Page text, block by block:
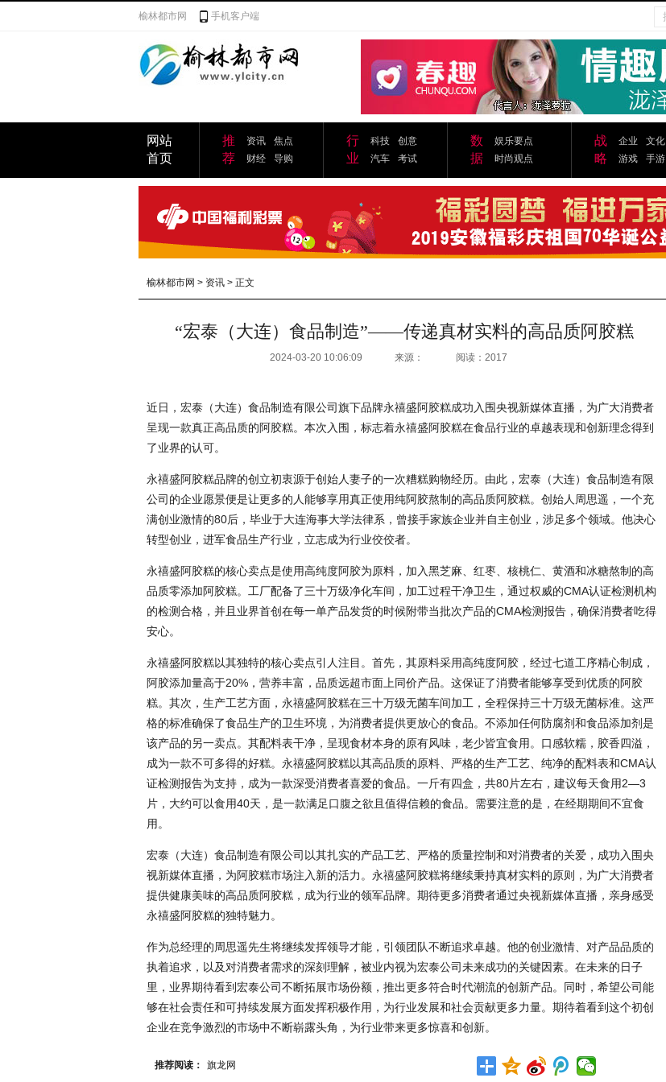
榆林都市网 手机客户端
网站
首页
推
荐
资讯
焦点
财经
导购
行
业
科技
创意
汽车
考试
数
据
娱乐要点
时尚观点
战
略
企业
文化
游戏
手游
榆林都市网 > 资讯 > 正文
“宏泰（大连）食品制造”——传递真材实料的高品质阿胶糕
2024-03-20 10:06:09 来源： 阅读：2017
近日，宏泰（大连）食品制造有限公司旗下品牌永禧盛阿胶糕成功入围央视新媒体直播，为广大消费者
呈现一款真正高品质的阿胶糕。本次入围，标志着永禧盛阿胶糕在食品行业的卓越表现和创新理念得到
了业界的认可。
永禧盛阿胶糕品牌的创立初衷源于创始人妻子的一次糟糕购物经历。由此，宏泰（大连）食品制造有限
公司的企业愿景便是让更多的人能够享用真正使用纯阿胶熬制的高品质阿胶糕。创始人周思遥，一个充
满创业激情的80后，毕业于大连海事大学法律系，曾接手家族企业并自主创业，涉足多个领域。他决心
转型创业，进军食品生产行业，立志成为行业佼佼者。
永禧盛阿胶糕的核心卖点是使用高纯度阿胶为原料，加入黑芝麻、红枣、核桃仁、黄酒和冰糖熬制的高
品质零添加阿胶糕。工厂配备了三十万级净化车间，加工过程干净卫生，通过权威的CMA认证检测机构
的检测合格，并且业界首创在每一单产品发货的时候附带当批次产品的CMA检测报告，确保消费者吃得
安心。
永禧盛阿胶糕以其独特的核心卖点引人注目。首先，其原料采用高纯度阿胶，经过七道工序精心制成，
阿胶添加量高于20%，营养丰富，品质远超市面上同价产品。这保证了消费者能够享受到优质的阿胶
糕。其次，生产工艺方面，永禧盛阿胶糕在三十万级无菌车间加工，全程保持三十万级无菌标准。这严
格的标准确保了食品生产的卫生环境，为消费者提供更放心的食品。不添加任何防腐剂和食品添加剂是
该产品的另一卖点。其配料表干净，呈现食材本身的原有风味，老少皆宜食用。口感软糯，胶香四溢，
成为一款不可多得的好糕。永禧盛阿胶糕以其高品质的原料、严格的生产工艺、纯净的配料表和CMA认
证检测报告为支持，成为一款深受消费者喜爱的食品。一斤有四盒，共80片左右，建议每天食用2—3
片，大约可以食用40天，是一款满足口腹之欲且值得信赖的食品。需要注意的是，在经期期间不宜食
用。
宏泰（大连）食品制造有限公司以其扎实的产品工艺、严格的质量控制和对消费者的关爱，成功入围央
视新媒体直播，为阿胶糕市场注入新的活力。永禧盛阿胶糕将继续秉持真材实料的原则，为广大消费者
提供健康美味的高品质阿胶糕，成为行业的领军品牌。期待更多消费者通过央视新媒体直播，亲身感受
永禧盛阿胶糕的独特魅力。
作为总经理的周思遥先生将继续发挥领导才能，引领团队不断追求卓越。他的创业激情、对产品品质的
执着追求，以及对消费者需求的深刻理解，被业内视为宏泰公司未来成功的关键因素。在未来的日子
里，业界期待看到宏泰公司不断拓展市场份额，推出更多符合时代潮流的创新产品。同时，希望公司能
够在社会责任和可持续发展方面发挥积极作用，为行业发展和社会贡献更多力量。期待着看到这个初创
企业在竞争激烈的市场中不断崭露头角，为行业带来更多惊喜和创新。
推荐阅读： 旗龙网